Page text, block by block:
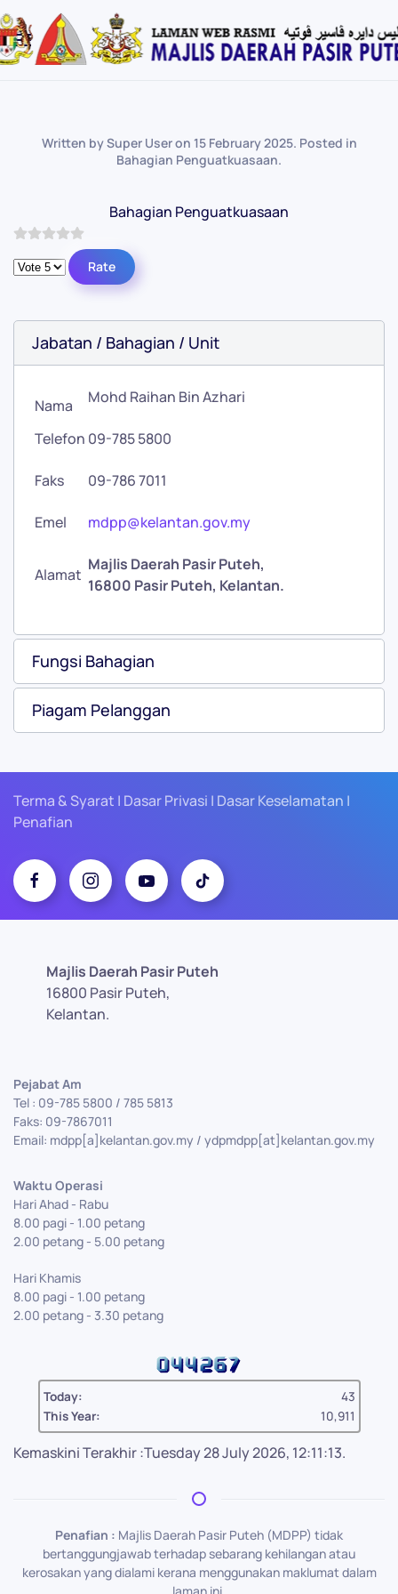
Skip
Written by Super User on 15 February 2025. Posted in
Bahagian Penguatkuasaan.
Bahagian Penguatkuasaan
Please Rate
Jabatan / Bahagian / Unit
Nama Mohd Raihan Bin Azhari
Telefon 09-785 5800
Faks 09-786 7011
Emel mdpp@kelantan.gov.my
Alamat
Majlis Daerah Pasir Puteh,
16800 Pasir Puteh, Kelantan.
Fungsi Bahagian
Piagam Pelanggan
Terma & Syarat | Dasar Privasi | Dasar Keselamatan |
Penafian
Majlis Daerah Pasir Puteh
16800 Pasir Puteh,
Kelantan.
Pejabat Am
Tel : 09-785 5800 / 785 5813
Faks: 09-7867011
Email: mdpp[a]kelantan.gov.my / ydpmdpp[at]kelantan.gov.my
Waktu Operasi
Hari Ahad - Rabu
8.00 pagi - 1.00 petang
2.00 petang - 5.00 petang
Hari Khamis
8.00 pagi - 1.00 petang
2.00 petang - 3.30 petang
Today:
43
This Year:
10,911
Kemaskini Terakhir :Tuesday 28 July 2026, 12:11:13.
Penafian : Majlis Daerah Pasir Puteh (MDPP) tidak
bertanggungjawab terhadap sebarang kehilangan atau
kerosakan yang dialami kerana menggunakan maklumat dalam